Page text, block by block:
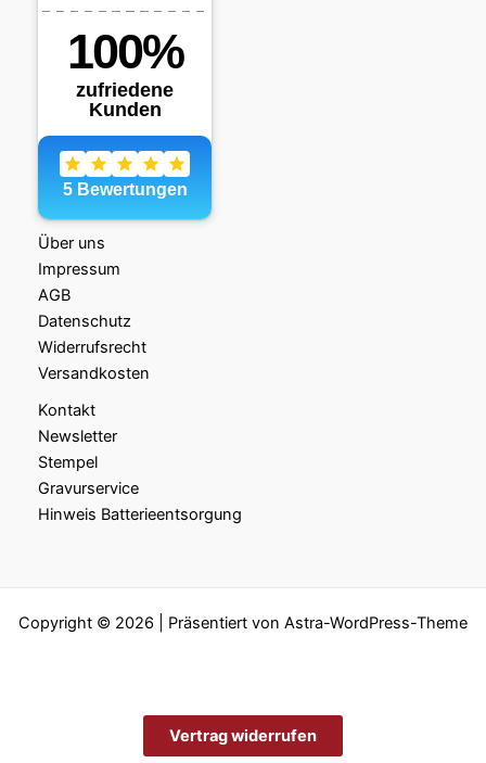
Über uns
Impressum
AGB
Datenschutz
Widerrufsrecht
Versandkosten
Kontakt
Newsletter
Stempel
Gravurservice
Hinweis Batterieentsorgung
Copyright © 2026 | Präsentiert von Astra-WordPress-Theme
Vertrag widerrufen